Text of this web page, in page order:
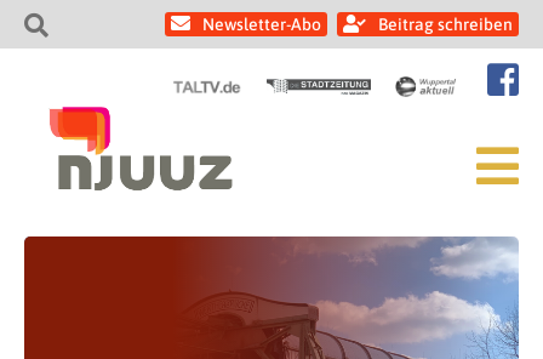
Newsletter-Abo Beitrag schreiben